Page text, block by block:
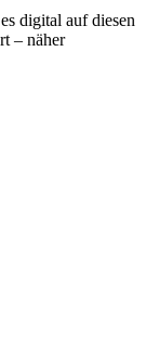
digital auf diesen
– näher